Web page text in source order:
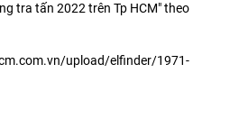
tra tấn 2022 trên Tp HCM" theo
upload/elfinder/1971-